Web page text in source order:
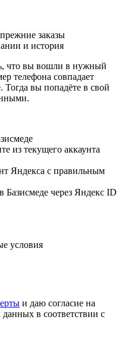
заказы
и история
что вы вошли в нужный
телефона совпадает
вы попадёте в свой
из текущего аккаунта
Яндекса с правильным
Базисмеде через Яндекс ID
условия
и даю согласие на
в соответствии с